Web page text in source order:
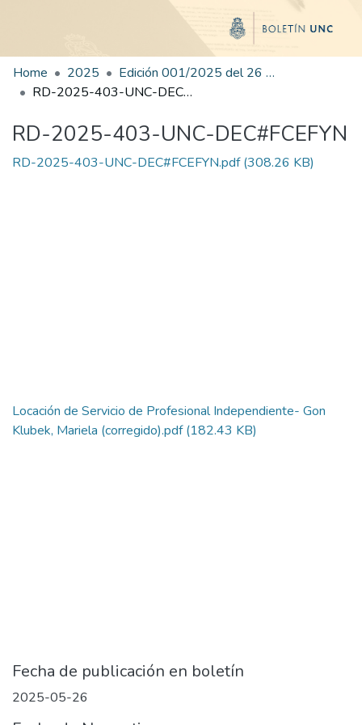
Home 2025
Edición 001/2025 del 26 de mayo de 2025
RD-2025-403-UNC-DEC#FCEFYN
RD-2025-403-UNC-DEC#FCEFYN
RD-2025-403-UNC-DEC#FCEFYN.pdf(308.26 KB)
Locación de Servicio de Profesional Independiente- Gon
Klubek, Mariela (corregido).pdf(182.43 KB)
Fecha de publicación en boletín
2025-05-26